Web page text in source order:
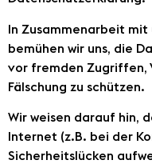
In Zusammenarbeit
bemühen wir uns, die
vor fremden Zugriffen,
Fälschung zu schützen.
Wir weisen darauf hin,
Internet (z.B. bei der
Sicherheitslücken